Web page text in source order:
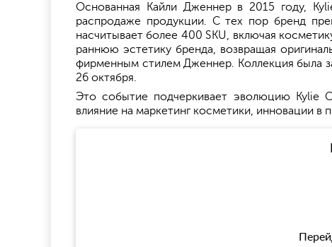
Основанная Кайли Дженнер в 2015 году,
распродаже продукции. С тех пор бренд
насчитывает более 400 SKU, включая
раннюю эстетику бренда, возвращая
фирменным стилем Дженнер. Коллекция была
26 октября.
Это событие подчеркивает эволюцию Kylie
влияние на маркетинг косметики, инновации в